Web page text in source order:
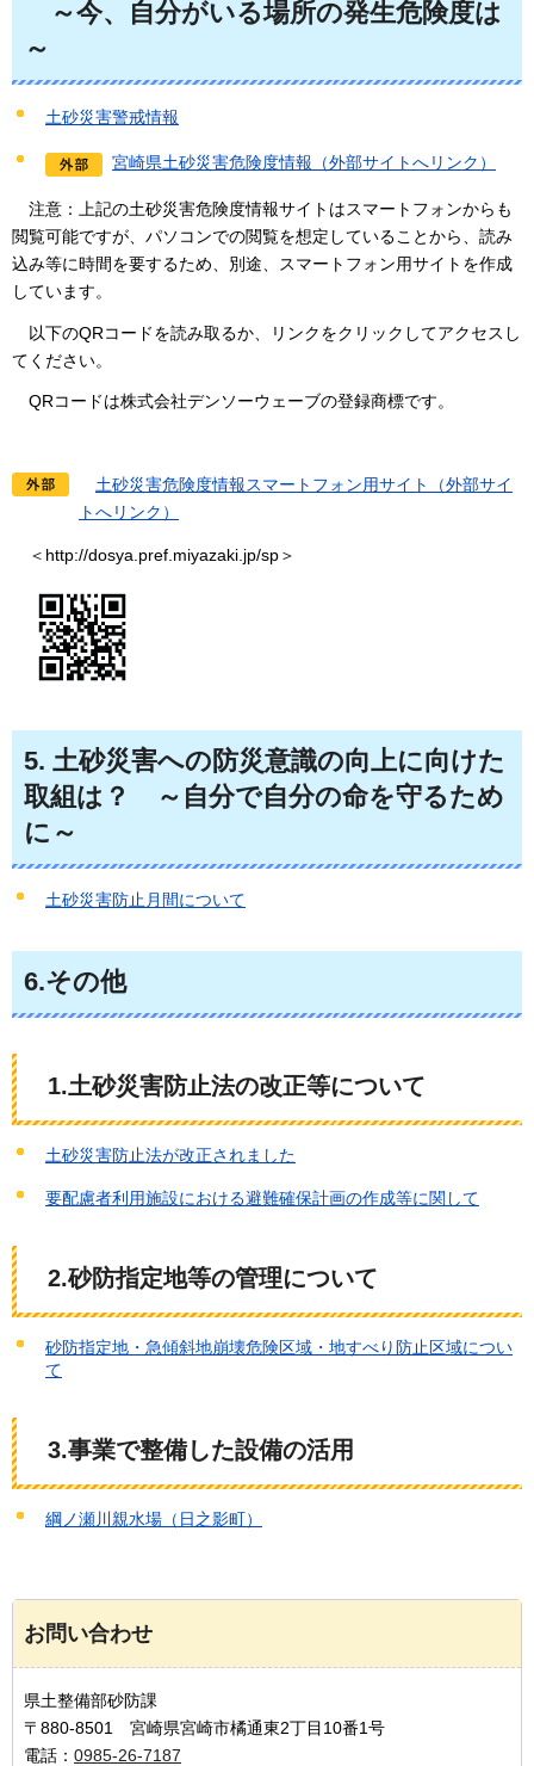
～今、自分がいる場所の発生危険度は
～
土砂災害警戒情報
宮崎県土砂災害危険度情報（外部サイトへリンク）
注意： 上記の土砂災害危険度情報サイトはスマートフォンからも
閲覧可能ですが、パソコンでの閲覧を想定していることから、読み
込み等に時間を要するため、別途、スマートフォン用サイトを作成
しています。
以下のQRコードを読み取るか、リンクをクリックしてアクセスし
てください。
QRコードは株式会社デンソーウェーブの登録商標です。
土砂災害危険度情報スマートフォン用サイト（外部サイ
トへリンク）
＜ http://dosya.pref.miyazaki.jp/sp＞
5. 土砂災害への防災意識の向上に向けた
取組は？
～ 自分で自分の命を守るため
に～
土砂災害防止月間について
6.その他
1.土砂災害防止法の改正等について
土砂災害防止法が改正されました
要配慮者利用施設における避難確保計画の作成等に関して
2.砂防指定地等の管理について
砂防指定地・急傾斜地崩壊危険区域・地すべり防止区域につい
て
3.事業で整備した設備の活用
綱ノ瀬川親水場（日之影町）
お問い合わせ
県土整備部砂防課
〒880-8501 宮崎県宮崎市橘通東2丁目10番1号
電話： 0985-26-7187